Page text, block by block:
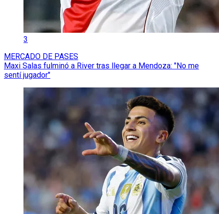
3
MERCADO DE PASES
Maxi Salas fulminó a River tras llegar a Mendoza: "No me
sentí jugador"